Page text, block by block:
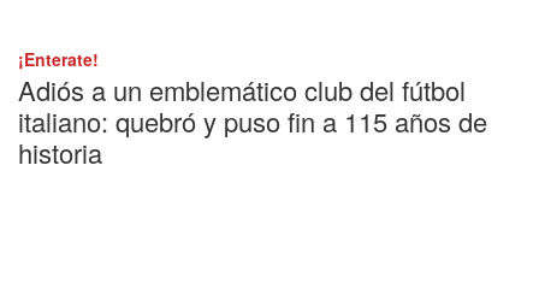
¡Enterate!
Adiós a un emblemático club del fútbol
italiano: quebró y puso fin a 115 años de
historia